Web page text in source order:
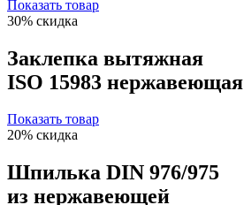
Показать товар
30% скидка
Заклепка вытяжная
ISO 15983 нержавеющая
Показать товар
20% скидка
Шпилька DIN 976/975
из нержавеющей